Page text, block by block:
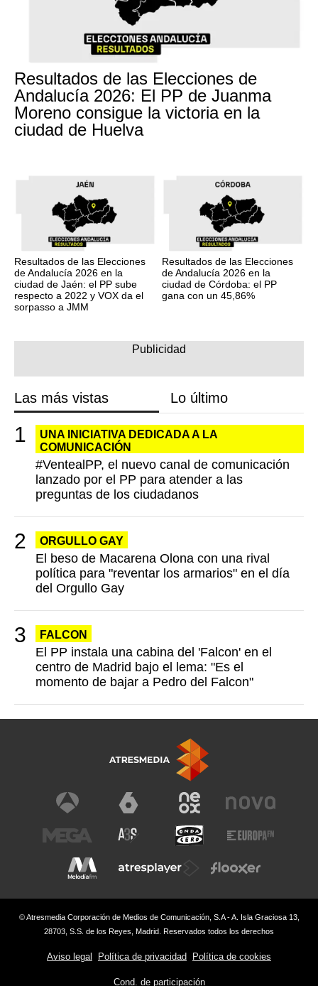
Resultados de las Elecciones de
Andalucía 2026: El PP de Juanma
Moreno consigue la victoria en la
ciudad de Huelva
Resultados de las Elecciones
de Andalucía 2026 en la
ciudad de Jaén: el PP sube
respecto a 2022 y VOX da el
sorpasso a JMM
Resultados de las Elecciones
de Andalucía 2026 en la
ciudad de Córdoba: el PP
gana con un 45,86%
Las más vistas Lo último
UNA INICIATIVA DEDICADA A LA
COMUNICACIÓN
#VentealPP, el nuevo canal de comunicación
lanzado por el PP para atender a las
preguntas de los ciudadanos
ORGULLO GAY
El beso de Macarena Olona con una rival
política para "reventar los armarios" en el día
del Orgullo Gay
FALCON
El PP instala una cabina del 'Falcon' en el
centro de Madrid bajo el lema: "Es el
momento de bajar a Pedro del Falcon"
© Atresmedia Corporación de Medios de Comunicación, S.A - A. Isla Graciosa 13,
28703, S.S. de los Reyes, Madrid. Reservados todos los derechos
Aviso legal Política de privacidad Política de cookies
Cond. de participación